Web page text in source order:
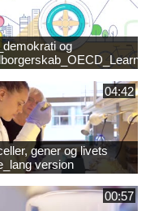
og
2030
04:42
gener og livets
version
00:57